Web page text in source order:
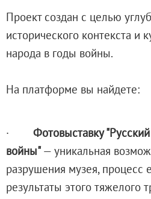
Постоянные
Постоянная
Русское
Русское
Русское
Будущие выставки
Выездные выставки
Садко
Проект создан с целью
исторического контекста и
народа в годы войны.
На платформе вы найдете:
· Фотовыставку
войны"— уникальная
разрушения музея, процесс
результаты этого тяжелого